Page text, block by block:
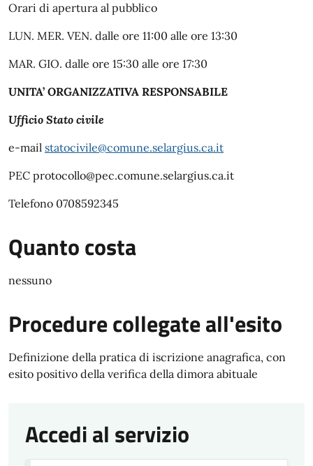
Orari di apertura al pubblico
LUN. MER. VEN. dalle ore 11:00 alle ore 13:30
MAR. GIO. dalle ore 15:30 alle ore 17:30
UNITA’ ORGANIZZATIVA RESPONSABILE
Ufficio Stato civile
e-mail statocivile@comune.selargius.ca.it
PEC protocollo@pec.comune.selargius.ca.it
Telefono 0708592345
Quanto costa
nessuno
Procedure collegate all'esito
Definizione della pratica di iscrizione anagrafica, con
esito positivo della verifica della dimora abituale
Accedi al servizio